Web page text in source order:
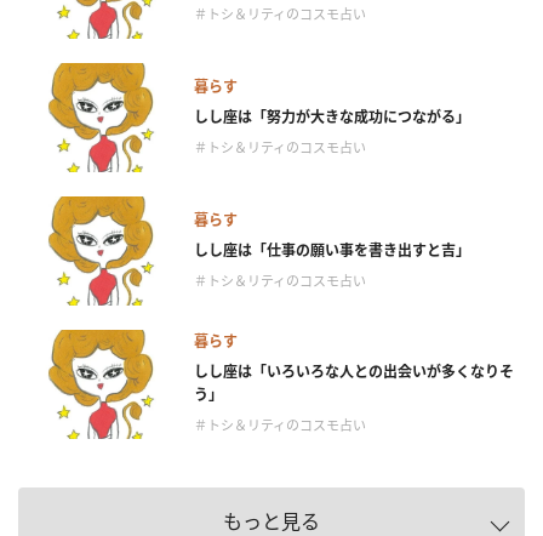
＃トシ＆リティのコスモ占い
暮らす
しし座は「努力が大きな成功につながる」
＃トシ＆リティのコスモ占い
暮らす
しし座は「仕事の願い事を書き出すと吉」
＃トシ＆リティのコスモ占い
暮らす
しし座は「いろいろな人との出会いが多くなりそ
う」
＃トシ＆リティのコスモ占い
もっと見る